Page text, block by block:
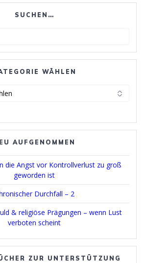
SUCHEN…
WÄHLEN
AUFGENOMMEN
die Angst vor Kontrollverlust zu groß
geworden ist
Durchfall – 2
& religiöse Prägungen – wenn Lust
verboten scheint
ZUR UNTERSTÜTZUNG